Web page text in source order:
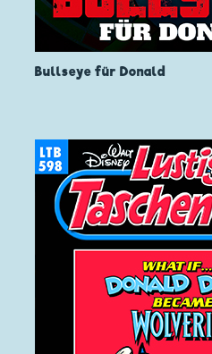
Bullseye für Donald